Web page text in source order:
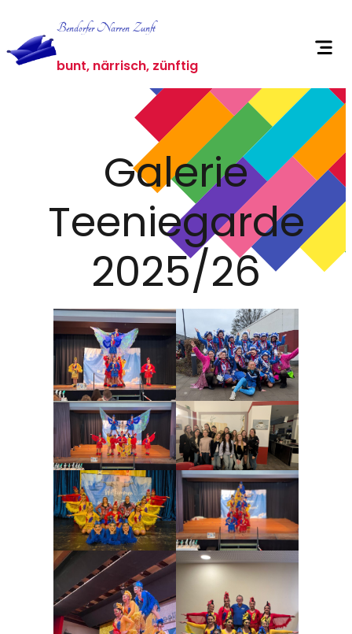
Inhalt
springen
Bendorfer Narren Zunft
bunt, närrisch, zünftig
Galerie
Teeniegarde
2025/26